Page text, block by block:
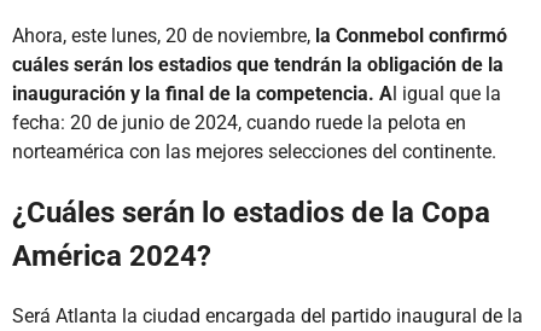
Ahora, este lunes, 20 de noviembre, la Conmebol confirmó
cuáles serán los estadios que tendrán la obligación de la
inauguración y la final de la competencia. Al igual que la
fecha: 20 de junio de 2024, cuando ruede la pelota en
norteamérica con las mejores selecciones del continente.
¿Cuáles serán lo estadios de la Copa
América 2024?
Será Atlanta la ciudad encargada del partido inaugural de la